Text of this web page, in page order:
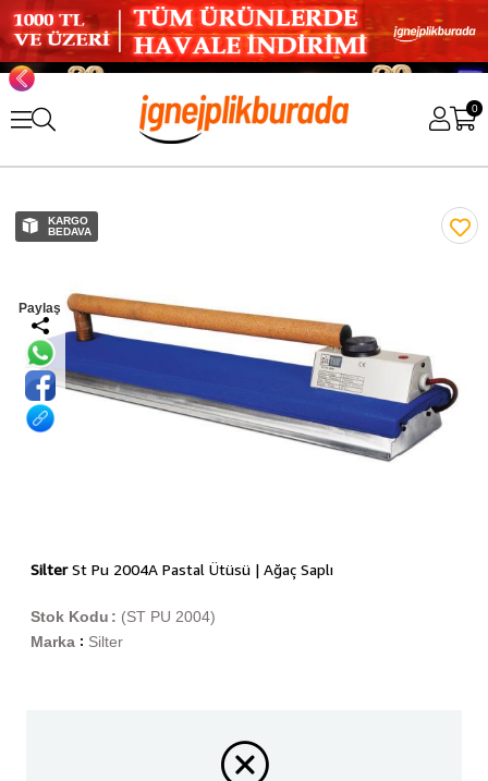
0
KARGO
BEDAVA
Paylaş
SilterSt Pu 2004A Pastal Ütüsü | Ağaç Saplı
(ST PU 2004)
Stok Kodu
Marka : Silter